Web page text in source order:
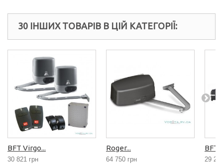
30 ІНШИХ ТОВАРІВ В ЦІЙ КАТЕГОРІЇ:
BFT Virgo...
30 821 грн
Roger...
64 750 грн
BFT
29